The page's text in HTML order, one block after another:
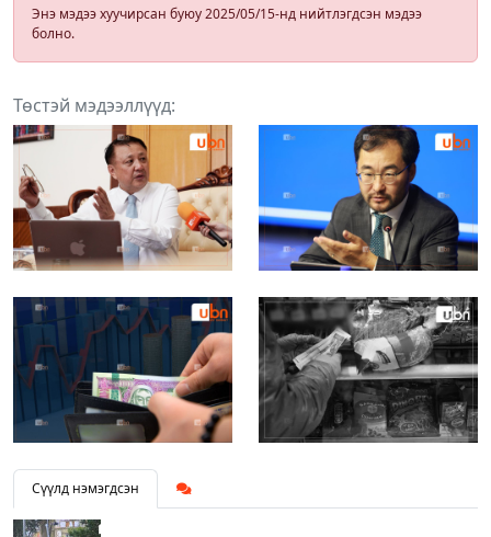
Энэ мэдээ хуучирсан буюу 2025/05/15-нд нийтлэгдсэн мэдээ
болно.
Төстэй мэдээллүүд:
Сүүлд нэмэгдсэн